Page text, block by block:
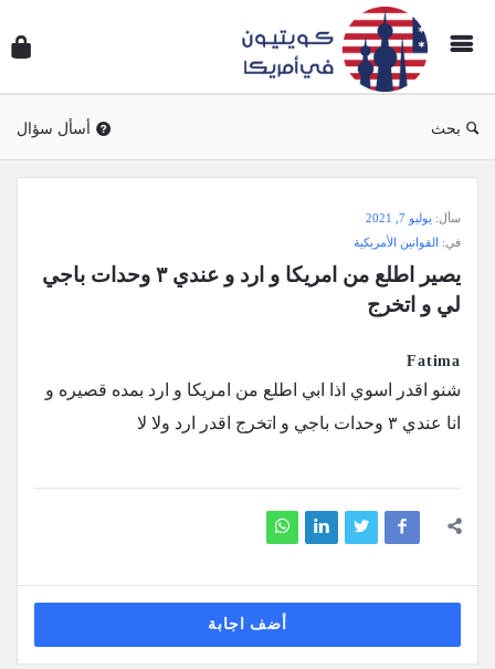
بحث أسأل سؤال
وجواب
في
الاحدث
أسئلة
سأل: يوليو 7, 2021
في: القوانين الأمريكية
لي و اتخرج
Fatima
شنو اقدر اسوي اذا ابي اطلع من امريكا و ارد بمده قصيره و
انا عندي ٣ وحدات باجي و اتخرج اقدر ارد ولا لا
أضف اجابة